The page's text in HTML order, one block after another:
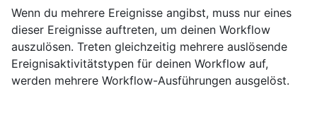
Wenn du mehrere Ereignisse angibst, muss nur eines
dieser Ereignisse auftreten, um deinen Workflow
auszulösen. Treten gleichzeitig mehrere auslösende
Ereignisaktivitätstypen für deinen Workflow auf,
werden mehrere Workflow-Ausführungen ausgelöst.